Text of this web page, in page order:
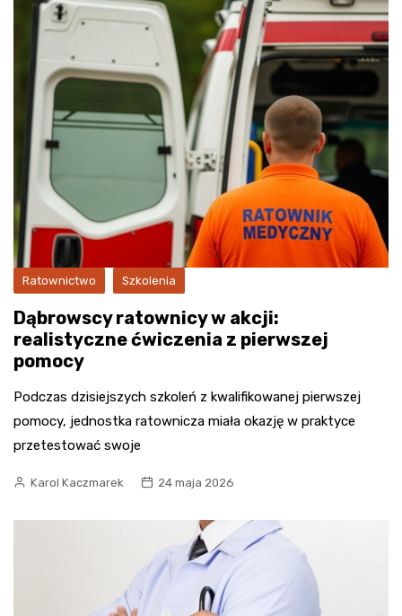
Ratownictwo Szkolenia
Dąbrowscy ratownicy w akcji:
realistyczne ćwiczenia z pierwszej
pomocy
Podczas dzisiejszych szkoleń z kwalifikowanej pierwszej
pomocy, jednostka ratownicza miała okazję w praktyce
przetestować swoje
Karol Kaczmarek 24 maja 2026